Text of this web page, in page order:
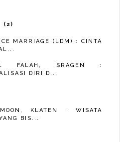
2
MARRIAGE (LDM) : CINTA
FALAH, SRAGEN :
DIRI D...
KLATEN : WISATA
BIS...